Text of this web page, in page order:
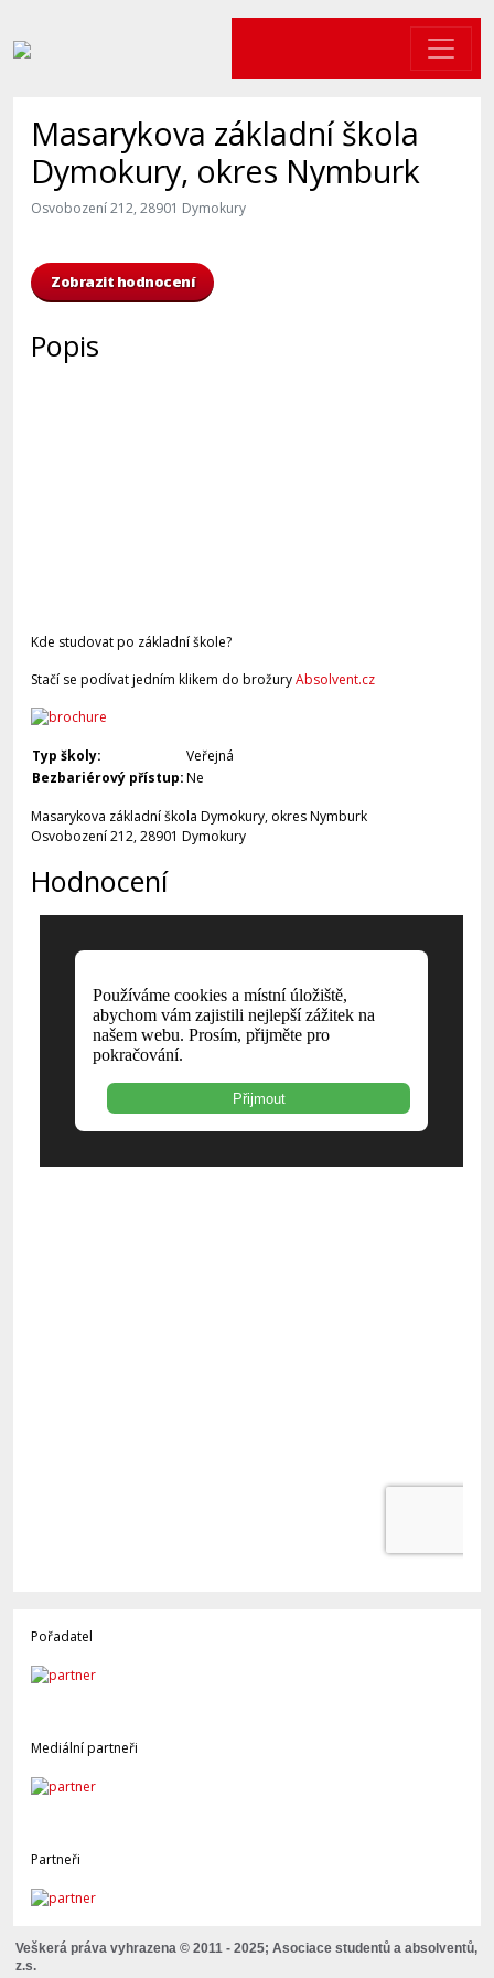
Masarykova základní škola
Dymokury, okres Nymburk
Osvobození 212, 28901 Dymokury
Zobrazit hodnocení
Popis
Kde studovat po základní škole?
Stačí se podívat jedním klikem do brožuryAbsolvent.cz
Typ školy:
Veřejná
Bezbariérový přístup:Ne
Masarykova základní škola Dymokury, okres Nymburk
Osvobození 212, 28901 Dymokury
Hodnocení
Pořadatel
Mediální partneři
Partneři
Veškerá práva vyhrazena © 2011 - 2025; Asociace studentů a absolventů,
z.s.